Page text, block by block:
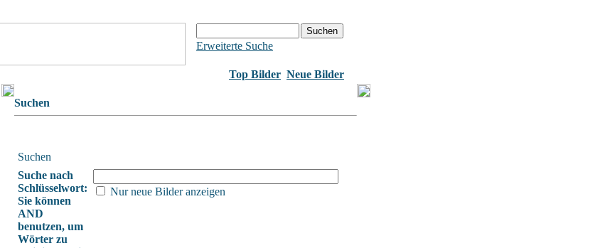
Erweiterte Suche
Top Bilder Neue Bilder
Suchen
Suchen
Suche nach
Schlüsselwort:
Sie können
AND
benutzen, um
Wörter zu
Nur neue Bilder anzeigen